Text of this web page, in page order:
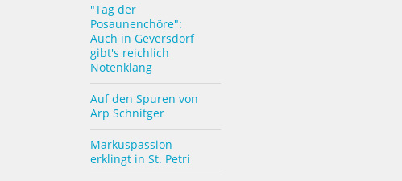
"Tag der
Posaunenchöre":
Auch in Geversdorf
gibt's reichlich
Notenklang
Auf den Spuren von
Arp Schnitger
Markuspassion
erklingt in St. Petri